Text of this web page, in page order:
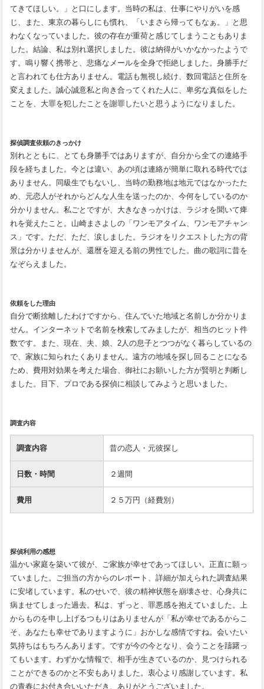
てきてほしい。」と口にします。当時の私は、仕事にやりがいを感
じ、また、東京の暮らしにも慣れ、「いまさら帰ってもなぁ。」と思
わなくなっていました。彼の存在が重荷と感じてしまうこともありま
した。結論、私は別れ選択しました。彼は納得がいかなかったようで
す。鳴り響く携帯と、悲痛なメールを全身で拒絶しました。身勝手だ
と言われても仕方ありません。電話も無視し続け、数回電話と住所を
変えました。誠心誠意私と向き合ってくれた人に、卑劣な真似をした
ことを、大罪を犯したことを謝罪したいと思うようになりました。
探偵調査依頼のきっかけ
別れとともに、とても身勝手ではありますが、自分から全ての連絡手
段を経ちました。今とは違い、あの頃は連絡が簡単に取れる時代では
ありません。同級生でもないし、当時の勤務地は地元ではなかったた
め、元恋人がそれからどんな人生を送ったのか、今何をしているのか
分かりません。私ごとですが、大きなきっかけは、ラジオを聞いて痺
れを覚えたこと。山崎まさよしの「ワンモアタイム、ワンモアチャン
ス」です。ただ、ただ、涙しました。ラジオをリクエストした方の背
景は分かりませんが、還暦を迎える前の男性でした。曲の歌詞に昔を
なぞらえました。
依頼をした理由
自分で断捨離したわけですから、住んでいた地域と名前しか分かりま
せん。インターネットで名前を検索してみましたが、相当のヒット件
数です。また、現在、夫、娘、2人の息子とつつがなく暮らしているの
で、家族に知られたくありません。遠方の地域を探し回ることになる
ため、費用対効果を考えた場合、御社にお願いした方が賢明と判断し
ました。目下、プロである探偵に相談してみようと思いました。
調査内容
調査内容 昔の恋人・元彼探し
日数・時間 ２週間
費用 ２５万円（経費別）
探偵利用の感想
温かい家庭を築いて彼が、ご家族が幸せであってほしい。正直に願っ
ていました。ご担当の方からのレポート、詳細が加えられた調査結果
に安堵しています。私のせいで、彼の精神状態を崩壊させ、心身共に
病ませてしまった過去。私は、ずっと、罪悪感を抱えていました。上
からものを申し上げるつもりはありませんが「私が幸せであるからこ
そ、あなたも幸せでありますように」おかしな感情ですね。会いたい
気持ちはもちろんあります。ですが今の今となり、会うことを躊躇っ
てもいます。わずかな情報で、相手が生きているのか、見つけられる
ことができるのかと不安もありました。衷心より感謝しています。私
の青春にお付き合いいただき、ありがとうございました。